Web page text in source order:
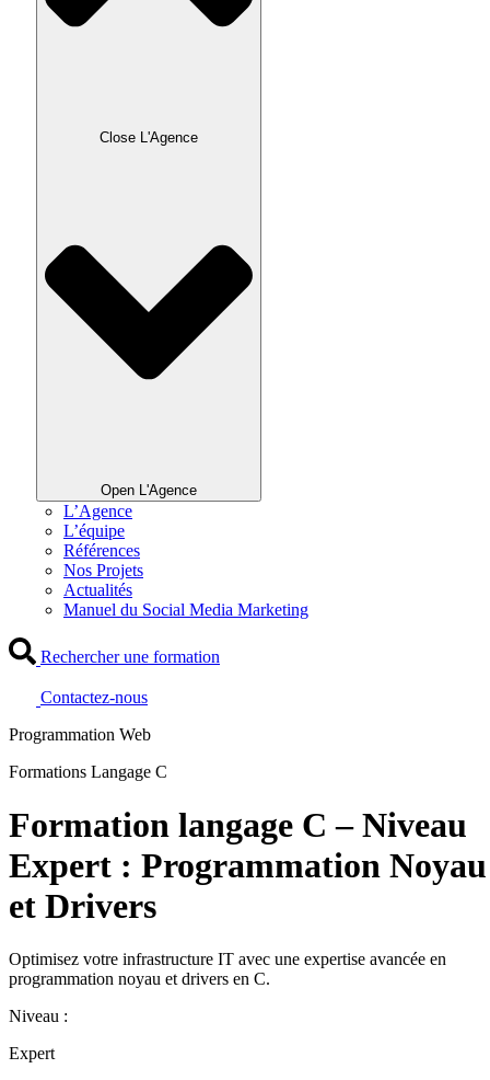
Close L'Agence
Open L'Agence
L’Agence
L’équipe
Références
Nos Projets
Actualités
Manuel du Social Media Marketing
Rechercher une formation
Contactez-nous
Programmation Web
Formations Langage C
Formation langage C – Niveau
Expert : Programmation Noyau
et Drivers
Optimisez votre infrastructure IT avec une expertise avancée en
programmation noyau et drivers en C.
Niveau :
Expert